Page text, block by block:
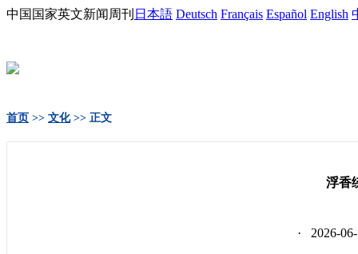
中国国家英文新闻周刊 日本語 Deutsch Français Español English
首页 >> 文化>> 正文
浮香
· 2026-